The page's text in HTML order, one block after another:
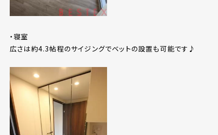
・寝室
広さは約4.3帖程のサイジングでベットの設置も可能です♪